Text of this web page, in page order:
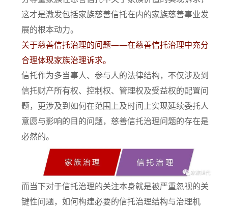
这才是激发包括家族慈善信托在内的家族慈善事业发
展的根本动力。
关于慈善信托治理的问题——在慈善信托治理中充分
合理体现家族治理诉求。
信托作为多当事人、参与人的法律结构，不仅涉及到
信托财产所有权、控制权、管理权及受益权的配置问
题，更涉及到如何在范围上及时间上实现延续委托人
意愿与影响的目的问题，慈善信托治理问题的存在是
必然的。
而当下对于信托治理的关注本身就是被严重忽视的关
键性问题，如何构建必要的信托治理结构与治理机